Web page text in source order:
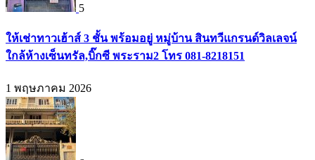
5
ให้เช่าทาวเฮ้าส์ 3 ชั้น พร้อมอยู่ หมู่บ้าน สินทวีแกรนด์วิลเลจน์
ใกล้ห้างเซ็นทรัล,บิ๊กซี พระราม2 โทร 081-8218151
1 พฤษภาคม 2026